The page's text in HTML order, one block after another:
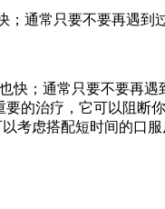
通常只要不要再遇到
；通常只要不要再遇
的治疗，它可以阻断
考虑搭配短时间的口